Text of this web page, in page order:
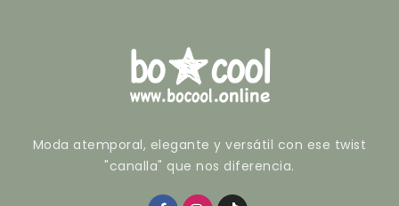
Moda atemporal, elegante y versátil con ese twist
"canalla" que nos diferencia.